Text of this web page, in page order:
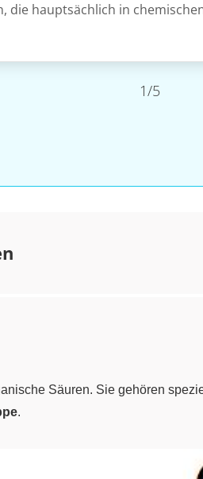
die hauptsächlich in
1/5
Säuren. Sie gehören
.